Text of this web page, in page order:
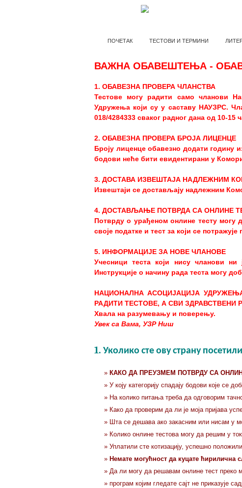
ПОЧЕТАК ТЕСТОВИ И ТЕРМИНИ
ВАЖНА ОБАВЕШТЕЊА -
1. ОБАВЕЗНА ПРОВЕРА ЧЛАНСТВА
Тестове могу радити само чланови
Удружења који су у саставу НАУЗРС.
018/4284333 сваког радног дана од 10-15
2. ОБАВЕЗНА ПРОВЕРА БРОЈА ЛИЦЕНЦЕ
Броју лиценце обавезно додати годину
бодови неће бити евидентирани у
3. ДОСТАВА ИЗВЕШТАЈА НАДЛЕЖНИМ
Извештаји се достављају надлежним
4. ДОСТАВЉАЊЕ ПОТВРДА СА ОНЛИНЕ
Потврду о урађеном онлине тесту могу
своје податке и тест за који се потражује
5. ИНФОРМАЦИЈЕ ЗА НОВЕ ЧЛАНОВЕ
Учесници теста који нису чланови
Инструкције о начину рада теста могу
НАЦИОНАЛНА АСОЦИЈАЦИЈА
РАДИТИ ТЕСТОВЕ, А СВИ
Хвала на разумевању и поверењу.
Увек са Вама, УЗР Ниш
1. Уколико сте ову страну
» КАКО ДА ПРЕУЗМЕМ ПОТВРДУ СА
» У коју категорију спадају бодови које се
» На колико питања треба да одговорим тачно
» Како да проверим да ли је моја пријава
» Шта се дешава ако закасним или нисам у
» Колико онлине тестова могу да решим у
» Уплатили сте котизацију, успешно
» Немате могућност да куцате ћирилична
» Да ли могу да решавам онлине тест преко
» програм којим гледате сајт не приказује